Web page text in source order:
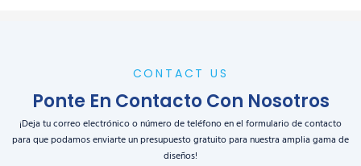
CONTACT US
Ponte En Contacto Con Nosotros
¡Deja tu correo electrónico o número de teléfono en el formulario de contacto
para que podamos enviarte un presupuesto gratuito para nuestra amplia gama de
diseños!